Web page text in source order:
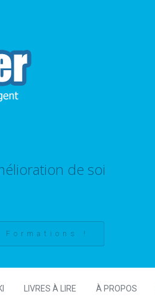
de soi
Formations !
LIVRES À LIRE À PROPOS